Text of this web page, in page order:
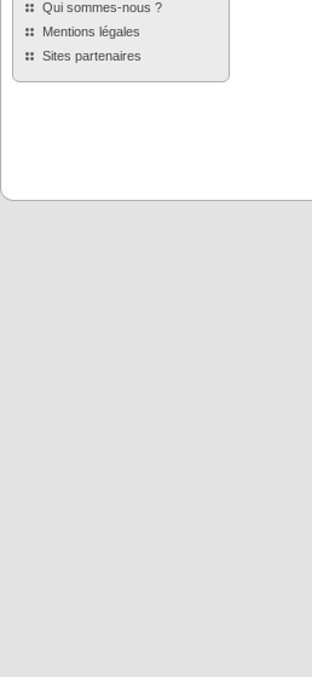
Qui sommes-nous ?
Mentions légales
Sites partenaires